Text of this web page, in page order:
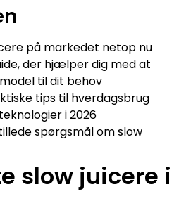
på markedet netop nu
der hjælper dig med at
til dit behov
tips til hverdagsbrug
i 2026
spørgsmål om slow
slow juicere i